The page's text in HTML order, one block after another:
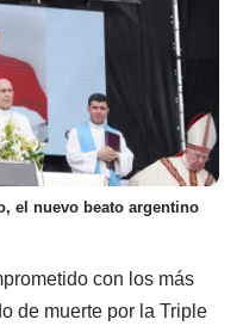
el nuevo beato argentino
con los más
de muerte por la Triple